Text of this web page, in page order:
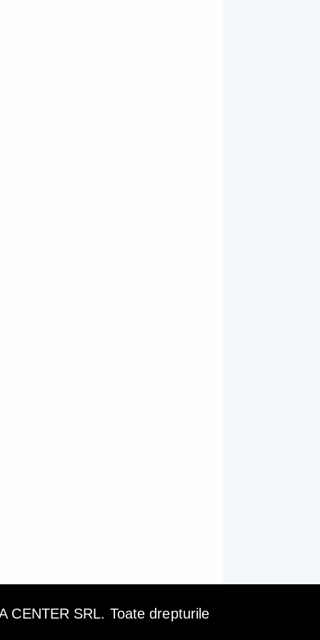
CENTER SRL. Toate drepturile